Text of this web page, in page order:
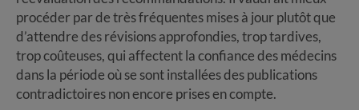
procéder par de très fréquentes mises à jour plutôt que
d’attendre des révisions approfondies, trop tardives,
trop coûteuses, qui affectent la confiance des médecins
dans la période où se sont installées des publications
contradictoires non encore prises en compte.